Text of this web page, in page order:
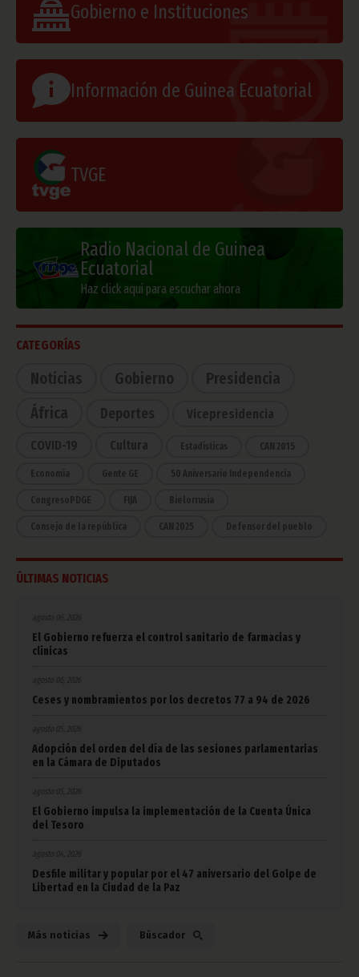
Gobierno e Instituciones
Información de Guinea Ecuatorial
TVGE
Radio Nacional de Guinea
Ecuatorial
Haz click aquí para escuchar ahora
CATEGORÍAS
Noticias Gobierno
Presidencia
África
Deportes Vicepresidencia
COVID-19 Cultura Estadísticas CAN 2015
Economía Gente GE 50 Aniversario Independencia
CongresoPDGE FIJA Bielorrusia
Consejo de la república CAN 2025 Defensor del pueblo
ÚLTIMAS NOTICIAS
agosto 06, 2026
El Gobierno refuerza el control sanitario de farmacias y
clínicas
agosto 06, 2026
Ceses y nombramientos por los decretos 77 a 94 de 2026
agosto 05, 2026
Adopción del orden del día de las sesiones parlamentarias
en la Cámara de Diputados
agosto 05, 2026
El Gobierno impulsa la implementación de la Cuenta Única
del Tesoro
agosto 04, 2026
Desfile militar y popular por el 47 aniversario del Golpe de
Libertad en la Ciudad de la Paz
Más noticias Búscador